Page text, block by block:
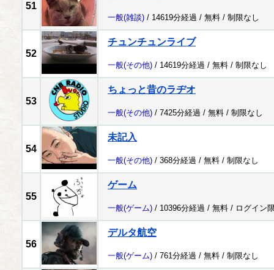
51
一般(雑談) / 14619分経過 / 無料 / 制限なし
52
チュンチュンライブ
一般(その他) / 14619分経過 / 無料 / 制限なし
53
ちょっと昔のラヂオ
一般(その他) / 7425分経過 / 無料 / 制限なし
54
未記入
一般(その他) / 368分経過 / 無料 / 制限なし
55
ゲーム
一般(ゲーム) / 10396分経過 / 無料 / ログイン
56
デルタ航空
一般(ゲーム) / 761分経過 / 無料 / 制限なし